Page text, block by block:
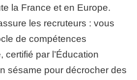
la France et en Europe.
les recruteurs : vous
de compétences
certifié par l’Éducation
sésame pour décrocher des